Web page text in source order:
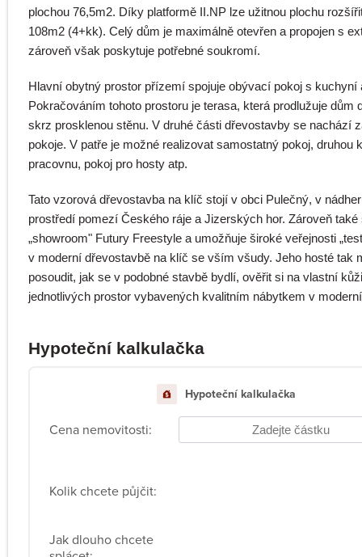
plochou 76,5m2. Díky platformě II.NP lze užitnou plochu
108m2 (4+kk). Celý dům je maximálně otevřen a propojen s
zároveň však poskytuje potřebné soukromí.
Hlavní obytný prostor přízemí spojuje obývací pokoj s kuchyní
Pokračováním tohoto prostoru je terasa, která prodlužuje dům
skrz prosklenou stěnu. V druhé části dřevostavby se nachází
pokoje. V patře je možné realizovat samostatný pokoj, druhou
pracovnu, pokoj pro hosty atp.
Tato vzorová dřevostavba na klíč stojí v obci Pulečný, v
prostředí pomezí Českého ráje a Jizerských hor. Zároveň také
„showroom" Futury Freestyle a umožňuje široké veřejnosti
v moderní dřevostavbě na klíč se vším všudy. Jeho hosté tak
posoudit, jak se v podobné stavbě bydlí, ověřit si na vlastní
jednotlivých prostor vybavených kvalitním nábytkem v
Hypoteční kalkulačka